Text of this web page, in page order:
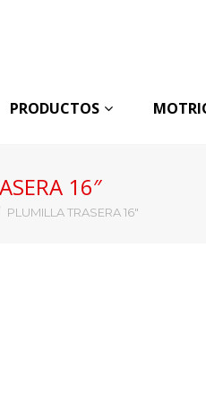
PRODUCTOS
16″
PLUMILLA TRASERA 16″